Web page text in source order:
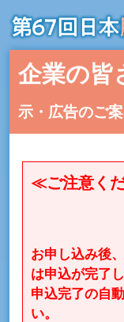
企業の皆
示・広告のご案
≪ご注意く
お申し込み後
は申込が完了
申込完了の自
い。